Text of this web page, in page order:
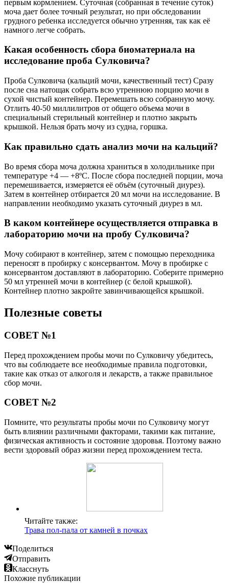
первым кормлением. Суточная (собранная в течение суток)
моча дает более точный результат, но при обследовании
грудного ребенка исследуется обычно утренняя, так как её
намного легче собрать.
Какая особенность сбора биоматериала на
исследование проба Сулковича?
Проба Сулковича (кальций мочи, качественный тест) Сразу
после сна натощак собрать всю утреннюю порцию мочи в
сухой чистый контейнер. Перемешать всю собранную мочу.
Отлить 40-50 миллилитров от общего объема мочи в
специальный стерильный контейнер и плотно закрыть
крышкой. Нельзя брать мочу из судна, горшка.
Как правильно сдать анализ мочи на кальций?
Во время сбора моча должна храниться в холодильнике при
температуре +4 — +8ºС. После сбора последней порции, моча
перемешивается, измеряется её объём (суточный диурез).
Затем в контейнер отбирается 20 мл мочи на исследование. В
направлении необходимо указать суточный диурез в мл.
В каком контейнере осуществляется отправка в
лабораторию мочи на пробу Сулковича?
Мочу собирают в контейнер, затем с помощью переходника
переносят в пробирку с консервантом. Мочу в пробирке с
консервантом доставляют в лабораторию. Соберите примерно
50 мл утренней мочи в контейнер (с белой крышкой).
Контейнер плотно закройте завинчивающейся крышкой.
Полезные советы
СОВЕТ №1
Перед прохождением пробы мочи по Сулковичу убедитесь,
что вы соблюдаете все необходимые правила подготовки,
такие как отказ от алкоголя и лекарств, а также правильное
сбор мочи.
СОВЕТ №2
Помните, что результаты пробы мочи по Сулковичу могут
быть влиянии различными факторами, такими как питание,
физическая активность и состояние здоровья. Поэтому важно
вести здоровый образ жизни перед прохождением теста.
Читайте также:
Трава пол-пала от камней в почках
Поделиться
Отправить
Класснуть
Похожие публикации